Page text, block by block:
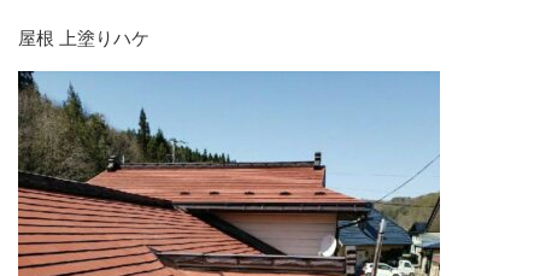
屋根 上塗りハケ